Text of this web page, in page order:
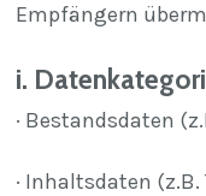
Empfängern
i.
· Bestandsdaten
· Inhaltsdaten